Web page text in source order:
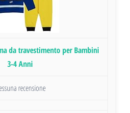
da travestimento per Bambini
3-4 Anni
recensione